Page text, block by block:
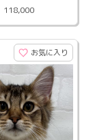
118,000
お気に入り